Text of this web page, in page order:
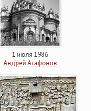
1 июля 1986
Андрей Агафонов